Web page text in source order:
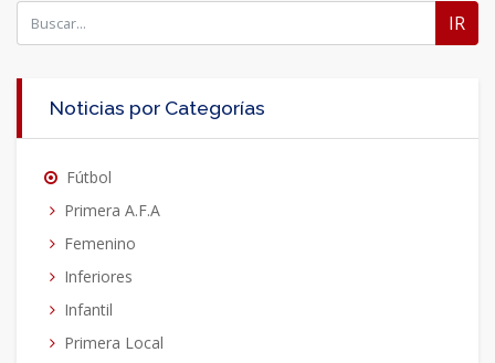
IR
Noticias por Categorías
Fútbol
Primera A.F.A
Femenino
Inferiores
Infantil
Primera Local